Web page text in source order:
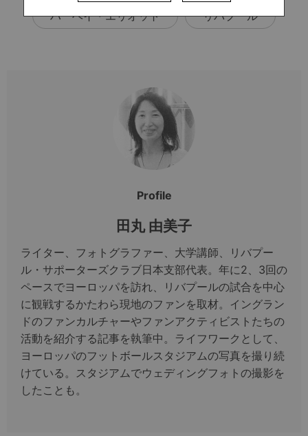
ハーベイ・エリオット リバプール
Profile
田丸 由美子
ライター、フォトグラファー、大学講師、リバプー
ル・サポーターズクラブ日本支部代表。年に2、3回の
ペースでヨーロッパを訪れ、リバプールの試合を中心
に観戦するかたわら現地のファンを取材。イングラン
ドのファンカルチャーやファンアクティビストたちの
活動を紹介する記事を執筆中。ライフワークとして、
ヨーロッパのフットボールスタジアムの写真を撮り続
けている。スタジアムでウェディングフォトの撮影を
したことも。